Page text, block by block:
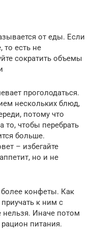
от еды. Если
есть не
сократить объемы
проголодаться.
нескольких блюд,
потому что
то, чтобы перебрать
больше.
– избегайте
но и не
конфеты. Как
к ним с
нельзя. Иначе потом
питания.